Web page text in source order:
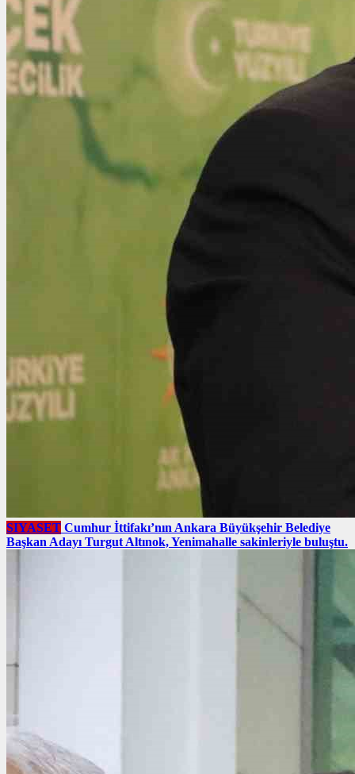
SIYASET Cumhur İttifakı’nın Ankara Büyükşehir Belediye
Başkan Adayı Turgut Altınok, Yenimahalle sakinleriyle buluştu.